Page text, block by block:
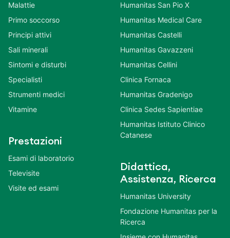
Malattie
Primo soccorso
Principi attivi
Sali minerali
Sintomi e disturbi
Specialisti
Strumenti medici
Vitamine
Prestazioni
Esami di laboratorio
Televisite
Visite ed esami
Humanitas San Pio X
Humanitas Medical Care
Humanitas Castelli
Humanitas Gavazzeni
Humanitas Cellini
Clinica Fornaca
Humanitas Gradenigo
Clinica Sedes Sapientiae
Humanitas Istituto Clinico
Catanese
Didattica,
Assistenza, Ricerca
Humanitas University
Fondazione Humanitas per la
Ricerca